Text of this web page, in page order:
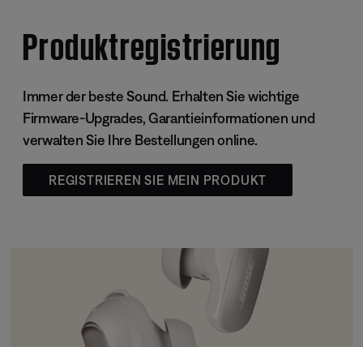
Produktregistrierung
Immer der beste Sound. Erhalten Sie wichtige
Firmware-Upgrades, Garantieinformationen und
verwalten Sie Ihre Bestellungen online.
REGISTRIEREN SIE MEIN PRODUKT